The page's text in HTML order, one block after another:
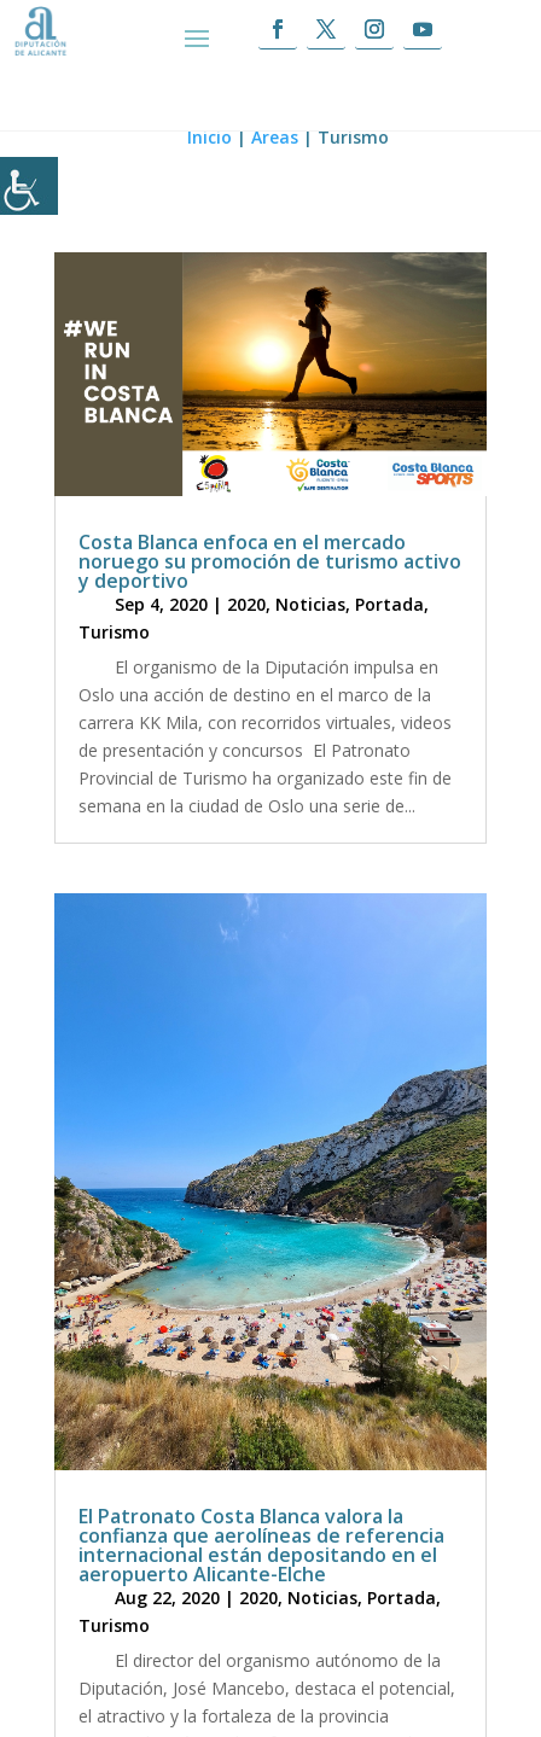
Inicio |Áreas | Turismo
Costa Blanca enfoca en el mercado
noruego su promoción de turismo activo
y deportivo
Sep 4, 2020| 2020, Noticias, Portada,
Turismo
El organismo de la Diputación impulsa en
Oslo una acción de destino en el marco de la
carrera KK Mila, con recorridos virtuales, videos
de presentación y concursos El Patronato
Provincial de Turismo ha organizado este fin de
semana en la ciudad de Oslo una serie de...
El Patronato Costa Blanca valora la
confianza que aerolíneas de referencia
internacional están depositando en el
aeropuerto Alicante-Elche
Aug 22, 2020| 2020, Noticias, Portada,
Turismo
El director del organismo autónomo de la
Diputación, José Mancebo, destaca el potencial,
el atractivo y la fortaleza de la provincia